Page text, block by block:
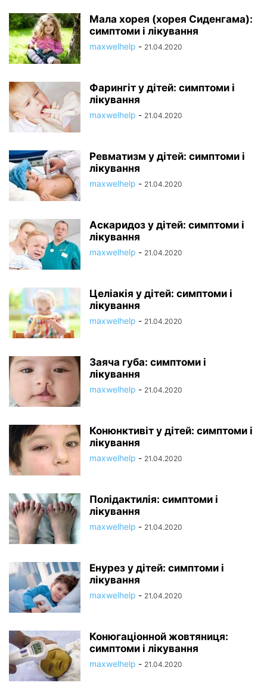
Мала хорея (хорея Сиденгама):
симптоми і лікування
maxwelhelp - 21.04.2020
Фарингіт у дітей: симптоми і
лікування
maxwelhelp - 21.04.2020
Ревматизм у дітей: симптоми і
лікування
maxwelhelp - 21.04.2020
Аскаридоз у дітей: симптоми і
лікування
maxwelhelp - 21.04.2020
Целіакія у дітей: симптоми і
лікування
maxwelhelp - 21.04.2020
Заяча губа: симптоми і
лікування
maxwelhelp - 21.04.2020
Конюнктивіт у дітей: симптоми і
лікування
maxwelhelp - 21.04.2020
Полідактилія: симптоми і
лікування
maxwelhelp - 21.04.2020
Енурез у дітей: симптоми і
лікування
maxwelhelp - 21.04.2020
Конюгаціонной жовтяниця:
симптоми і лікування
maxwelhelp - 21.04.2020